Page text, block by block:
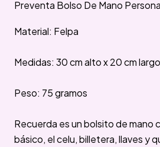
Preventa Bolso De Mano
Material: Felpa
Medidas: 30 cm alto x 20 cm
Peso: 75 gramos
Recuerda es un bolsito de mano
básico, el celu, billetera, llaves y